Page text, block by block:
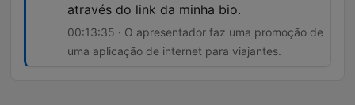
através do link da minha bio.
00:13:35 · O apresentador faz uma promoção de
uma aplicação de internet para viajantes.